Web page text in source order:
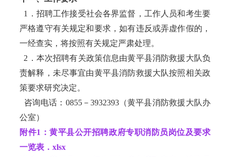
1．招聘工作接受社会各界监督，工作人员和考生要
严格遵守有关规定和要求，如有违反或弄虚作假的，
一经查实，将按照有关规定严肃处理。
2．本次招聘有关政策信息由黄平县消防救援大队负
责解释，未尽事宜由黄平县消防救援大队按照相关政
策要求研究决定。
咨询电话：0855－3932393（黄平县消防救援大队办
公室）
附件1：黄平县公开招聘政府专职消防员岗位及要求
一览表．xlsx